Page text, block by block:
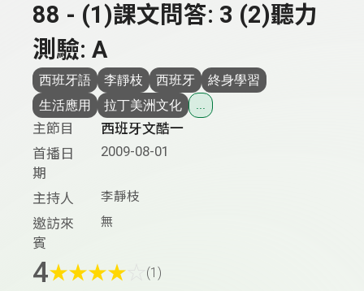
88 - (1)課文問答: 3 (2)聽力
測驗: A
西班牙語 李靜枝 西班牙
終身學習
生活應用
拉丁美洲文化 ...
主節目
西班牙文酷一
首播日
期
2009-08-01
主持人 李靜枝
邀訪來
賓
無
4★★★★ (1)